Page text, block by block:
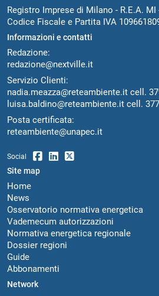
Registro Imprese di Milano - R.E.A. MI
Codice Fiscale e Partita IVA
Informazioni e contatti
Redazione:
redazione@nextville.it
Servizio Clienti:
nadia.meazza@reteambiente.it cell.
luisa.baldino@reteambiente.it cell.
Posta certificata:
reteambiente@unapec.it
Social
Site map
Home
News
Osservatorio normativa energetica
Vademecum autorizzazioni
Normativa energetica regionale
Dossier regioni
Guide
Abbonamenti
Network